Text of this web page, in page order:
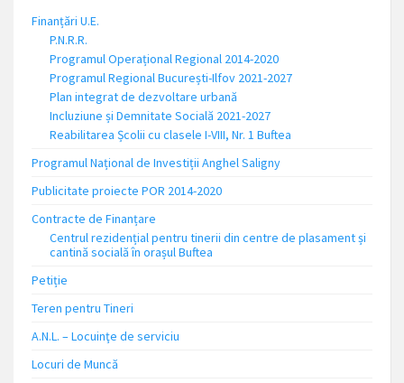
Finanțări U.E.
P.N.R.R.
Programul Operațional Regional 2014-2020
Programul Regional București-Ilfov 2021-2027
Plan integrat de dezvoltare urbană
Incluziune și Demnitate Socială 2021-2027
Reabilitarea Școlii cu clasele I-VIII, Nr. 1 Buftea
Programul Național de Investiții Anghel Saligny
Publicitate proiecte POR 2014-2020
Contracte de Finanțare
Centrul rezidențial pentru tinerii din centre de plasament și
cantină socială în orașul Buftea
Petiție
Teren pentru Tineri
A.N.L. – Locuinţe de serviciu
Locuri de Muncă